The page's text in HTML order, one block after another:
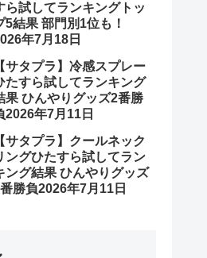
ら試してランキングトッ
5結果 部門別1位も！
年7月18日
【サタプラ】冷感スプレー
たすら試してランキング
果 ひんやりグッズ2番勝
2026年7月11日
【サタプラ】クールネック
ングひたすら試してラン
ング結果 ひんやりグッズ
勝負2026年7月11日